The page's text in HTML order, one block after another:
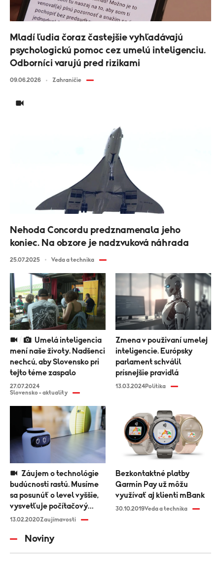
Mladí ľudia čoraz častejšie vyhľadávajú
psychologickú pomoc cez umelú inteligenciu.
Odborníci varujú pred rizikami
09.06.2026 Zahraničie
Nehoda Concordu predznamenala jeho
koniec. Na obzore je nadzvuková náhrada
25.07.2025 Veda a technika
mení naše životy. Nadšenci
nechcú, aby Slovensko pri
tejto téme zaspalo
27.07.2024
Slovensko - aktuality
Zmena v použivaní umelej
inteligencie. Európsky
parlament schválil
prísnejšie pravidlá
13.03.2024Politika
budúcnosti rastú. Musíme
sa posunúť o level vyššie,
vysvetľuje počítačový
vedec Martin Spano
13.02.2020Zaujímavosti
Bezkontaktné platby
Garmin Pay už môžu
využívať aj klienti mBank
30.10.2019Veda a technika
Noviny